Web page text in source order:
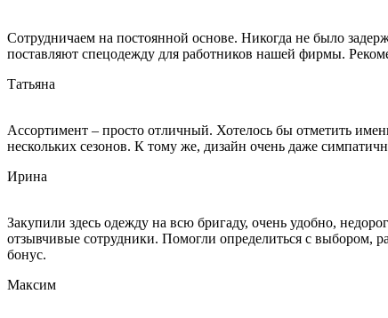
Сотрудничаем на постоянной основе. Никогда не было
поставляют спецодежду для работников нашей фирмы.
Татьяна
Ассортимент – просто отличный. Хотелось бы отметить
нескольких сезонов. К тому же, дизайн очень даже
Ирина
Закупили здесь одежду на всю бригаду, очень удобно,
отзывчивые сотрудники. Помогли определиться с выбором,
бонус.
Максим